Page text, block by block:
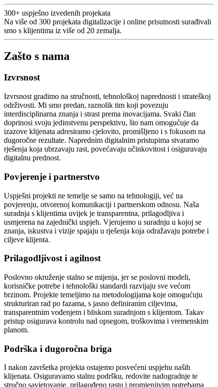
300+ uspješno izvedenih projekata
Na više od 300 projekata digitalizacije i online prisutnosti surađivali
smo s klijentima iz više od 20 zemalja.
Zašto s nama
Izvrsnost
Izvrsnost gradimo na stručnosti, tehnološkoj naprednosti i strateškoj
održivosti. Mi smo predan, raznolik tim koji povezuju
interdisciplinarna znanja i strast prema inovacijama. Svaki član
doprinosi svoju jedinstvenu perspektivu, što nam omogućuje da
izazove klijenata adresiramo cjelovito, promišljeno i s fokusom na
dugoročne rezultate. Naprednim digitalnim pristupima stvaramo
rješenja koja ubrzavaju rast, povećavaju učinkovitost i osiguravaju
digitalnu prednost.
Povjerenje i partnerstvo
Uspješni projekti ne temelje se samo na tehnologiji, već na
povjerenju, otvorenoj komunikaciji i partnerskom odnosu. Naša
suradnja s klijentima uvijek je transparentna, prilagodljiva i
usmjerena na zajednički uspjeh. Vjerujemo u suradnju u kojoj se
znanja, iskustva i vizije spajaju u rješenja koja odražavaju potrebe i
ciljeve klijenta.
Prilagodljivost i agilnost
Poslovno okruženje stalno se mijenja, jer se poslovni modeli,
korisničke potrebe i tehnološki standardi razvijaju sve većom
brzinom. Projekte temeljimo na metodologijama koje omogućuju
strukturiran rad po fazama, s jasno definiranim ciljevima,
transparentnim vođenjem i bliskom suradnjom s klijentom. Takav
pristup osigurava kontrolu nad opsegom, troškovima i vremenskim
planom.
Podrška i dugoročna briga
I nakon završetka projekta ostajemo posvećeni uspjehu naših
klijenata. Osiguravamo stalnu podršku, redovite nadogradnje te
stručno savjetovanje, prilagođeno rastu i promjenjivim potrebama